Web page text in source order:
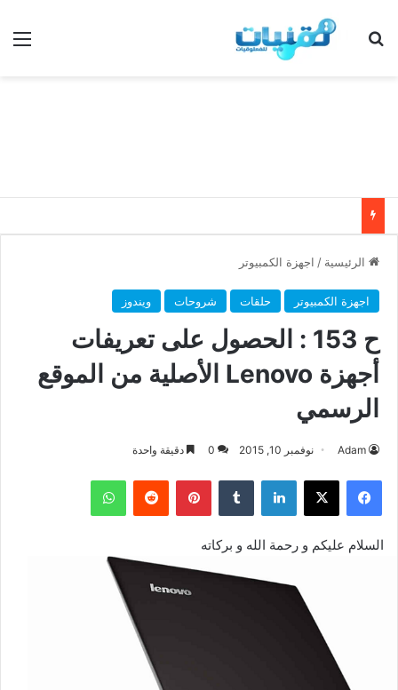
بحث عن
الرئيسية / اجهزة الكمبيوتر
اجهزة الكمبيوتر حلقات شروحات ويندوز
ح 153 : الحصول على تعريفات
أجهزة Lenovo الأصلية من الموقع
الرسمي
Adam نوفمبر 10, 2015 0 دقيقة واحدة
فيسبوك ‫X لينكدإن بينتيريست واتساب
السلام عليكم و رحمة الله و بركاته